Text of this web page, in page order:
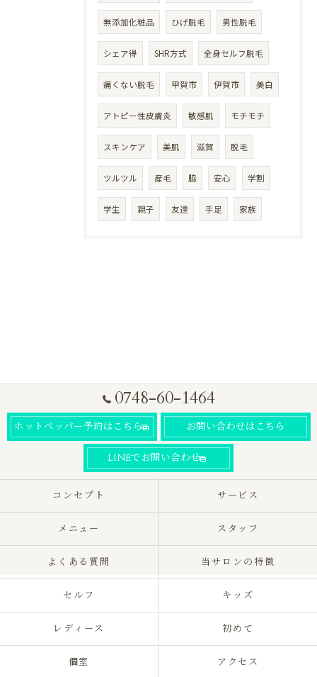
無添加化粧品 ひげ脱毛 男性脱毛
シェア得 SHR方式 全身セルフ脱毛
痛くない脱毛 甲賀市 伊賀市 美白
アトピー性皮膚炎 敏感肌 モチモチ
スキンケア 美肌 滋賀 脱毛
ツルツル 産毛 脇 安心 学割
学生 親子 友達 手足 家族
0748-60-1464
ホットペッパー予約はこちら お問い合わせはこちら
LINEでお問い合わせ
コンセプト サービス
メニュー スタッフ
よくある質問 当サロンの特徴
セルフ キッズ
レディース 初めて
個室 アクセス